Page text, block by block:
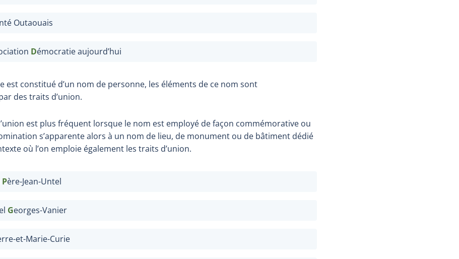
Outaouais
Démocratie aujourd’hui
est constitué d’un nom de personne, les éléments de ce nom sont
des traits d’union.
est plus fréquent lorsque le nom est employé de façon commémorative ou
s’apparente alors à un nom de lieu, de monument ou de bâtiment dédié
où l’on emploie également les traits d’union.
Père-Jean-Untel
Georges-Vanier
et-Marie-Curie